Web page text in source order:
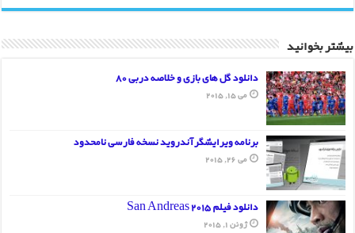
بیشتر بخوانید
دانلود گل های بازی و خلاصه دربی 80
می 15, 2015
برنامه ویرایشگرآندروید نسخه فارسی نامحدود
می 26, 2015
دانلود فیلم San Andreas 2015
ژوئن 1, 2015